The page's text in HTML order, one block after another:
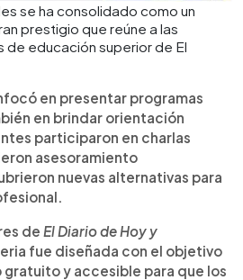
se ha consolidado como un
prestigio que reúne a las
de educación superior de El
en presentar programas
en brindar orientación
participaron en charlas
asesoramiento
nuevas alternativas para
de El Diario de Hoy y
fue diseñada con el objetivo
y accesible para que los